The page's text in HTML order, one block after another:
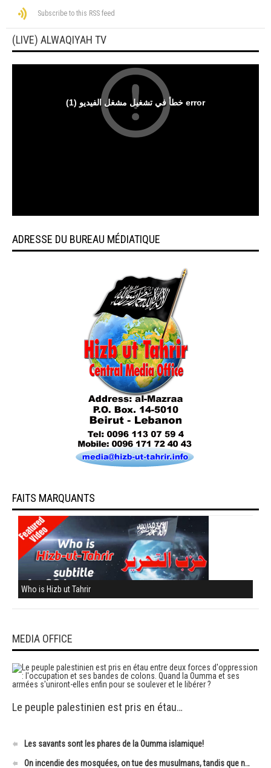
Subscribe to this RSS feed
(LIVE) ALWAQIYAH TV
ADRESSE DU BUREAU MÉDIATIQUE
FAITS MARQUANTS
Who is Hizb ut Tahrir
MEDIA OFFICE
Le peuple palestinien est pris en étau…
Les savants sont les phares de la Oumma islamique!
On incendie des mosquées, on tue des musulmans, tandis que n…